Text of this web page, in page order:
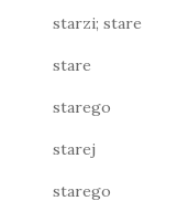
starzi; stare
stare
starego
starej
starego